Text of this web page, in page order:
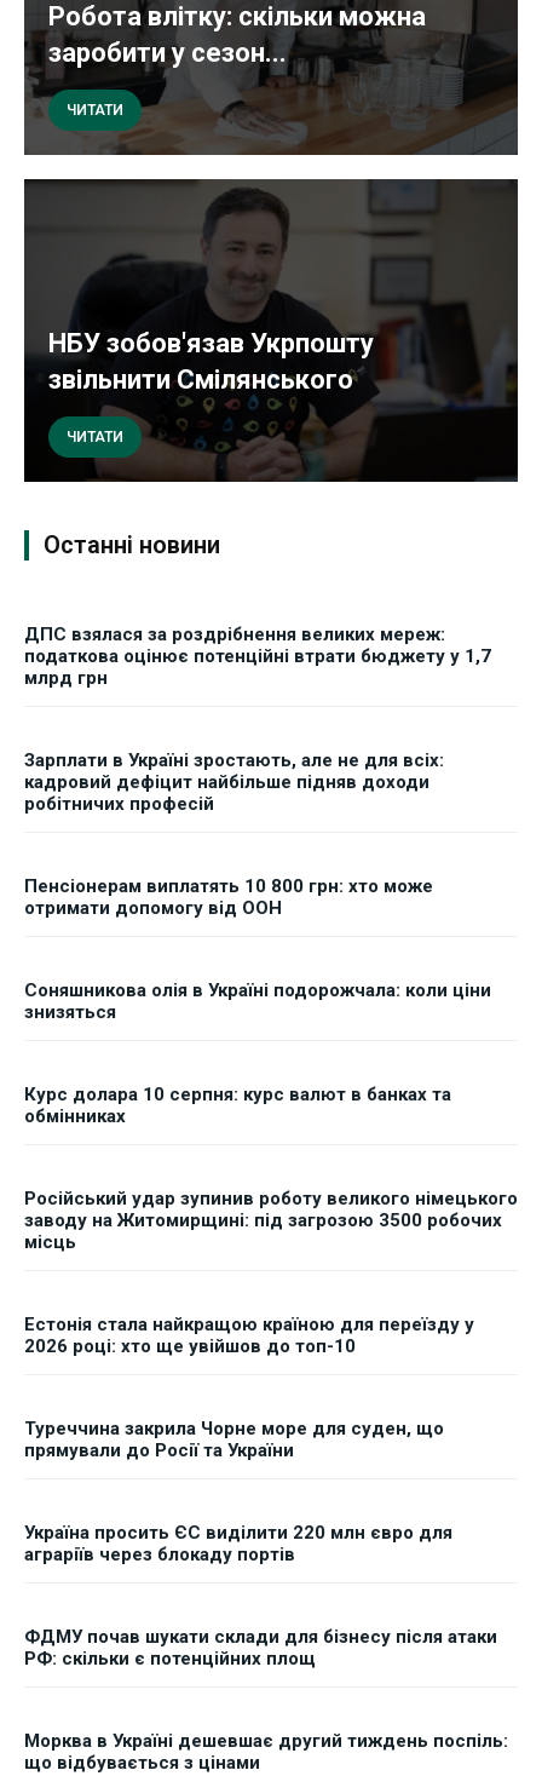
Робота влітку: скільки можна
заробити у сезон...
ЧИТАТИ
НБУ зобов'язав Укрпошту
звільнити Смілянського
ЧИТАТИ
Останні новини
ДПС взялася за роздрібнення великих мереж:
податкова оцінює потенційні втрати бюджету у 1,7
млрд грн
Зарплати в Україні зростають, але не для всіх:
кадровий дефіцит найбільше підняв доходи
робітничих професій
Пенсіонерам виплатять 10 800 грн: хто може
отримати допомогу від ООН
Соняшникова олія в Україні подорожчала: коли ціни
знизяться
Курс долара 10 серпня: курс валют в банках та
обмінниках
Російський удар зупинив роботу великого німецького
заводу на Житомирщині: під загрозою 3500 робочих
місць
Естонія стала найкращою країною для переїзду у
2026 році: хто ще увійшов до топ-10
Туреччина закрила Чорне море для суден, що
прямували до Росії та України
Україна просить ЄС виділити 220 млн євро для
аграріїв через блокаду портів
ФДМУ почав шукати склади для бізнесу після атаки
РФ: скільки є потенційних площ
Морква в Україні дешевшає другий тиждень поспіль:
що відбувається з цінами